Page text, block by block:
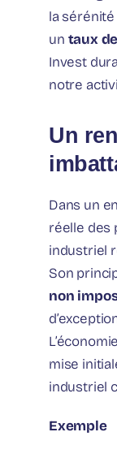
la sérénité
un taux
Invest
notre
Un
Dans un
réelle des
industriel
Son
non
mise
industriel
Exemple